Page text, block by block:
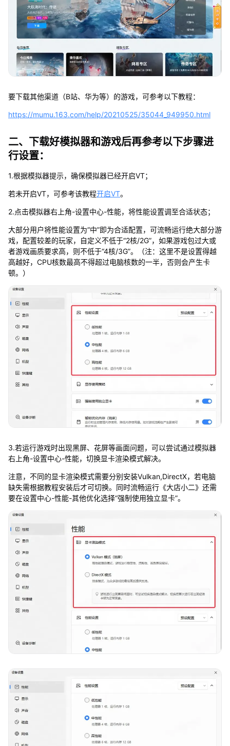
要下载其他渠道（B站、华为等）的游戏，可参考以下教程：
https://mumu.163.com/help/20210525/35044_949950.html
二、下载好模拟器和游戏后再参考以下步骤进
行设置：
1.根据模拟器提示，确保模拟器已经开启VT；
若未开启VT，可参考该教程开启VT。
2.点击模拟器右上角-设置中心-性能，将性能设置调至合适状态；
大部分用户将性能设置为“中”即为合适配置，可流畅运行绝大部分游
戏，配置较差的玩家，自定义不低于“2核/2G”，如果游戏包过大或
者游戏画质要求高，则不低于“4核/3G”。（注：这里不是设置得越
高越好，CPU核数最高不得超过电脑核数的一半，否则会产生卡
顿。）
3.若运行游戏时出现黑屏、花屏等画面问题，可以尝试通过模拟器
右上角-设置中心-性能，切换显卡渲染模式解决。
注意，不同的显卡渲染模式需要分别安装Vulkan,DirectX，若电脑
缺失需根据教程安装后才可切换。同时流畅运行《大店小二》还需
要在设置中心-性能-其他优化选择“强制使用独立显卡”。